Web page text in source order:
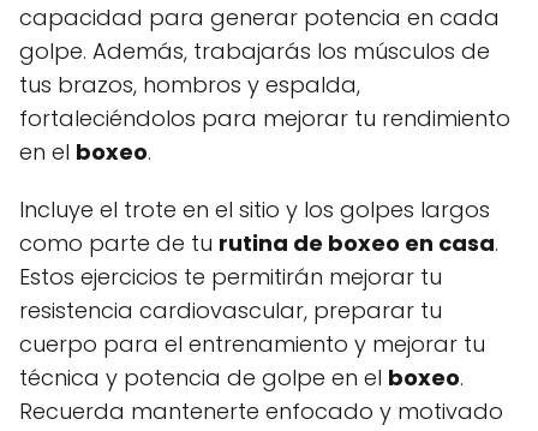
capacidad para generar potencia en cada
golpe. Además, trabajarás los músculos de
tus brazos, hombros y espalda,
fortaleciéndolos para mejorar tu rendimiento
en el boxeo.
Incluye el trote en el sitio y los golpes largos
como parte de tu rutina de boxeo en casa.
Estos ejercicios te permitirán mejorar tu
resistencia cardiovascular, preparar tu
cuerpo para el entrenamiento y mejorar tu
técnica y potencia de golpe en el boxeo.
Recuerda mantenerte enfocado y motivado